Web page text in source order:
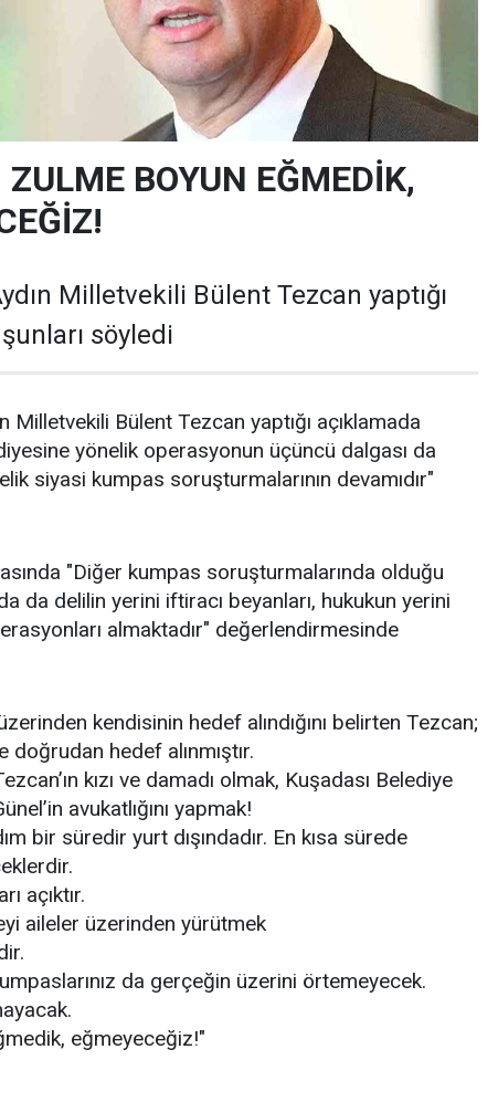
BOYUN EĞMEDİK,
Milletvekili Bülent Tezcan yaptığı
söyledi
Milletvekili Bülent Tezcan yaptığı açıklamada
yönelik operasyonun üçüncü dalgası da
siyasi kumpas soruşturmalarının devamıdır"
"Diğer kumpas soruşturmalarında olduğu
da delilin yerini iftiracı beyanları, hukukun yerini
almaktadır" değerlendirmesinde
kendisinin hedef alındığını belirten Tezcan;
doğrudan hedef alınmıştır.
kızı ve damadı olmak, Kuşadası Belediye
avukatlığını yapmak!
bir süredir yurt dışındadır. En kısa sürede
açıktır.
aileler üzerinden yürütmek
da gerçeğin üzerini örtemeyecek.
eğmeyeceğiz!"